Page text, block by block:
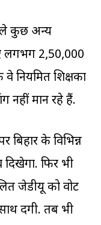
कुछ अन्य
लगभग 2,50,000
नियमित शिक्षकों
नहीं मान रहे हैं.
बिहार के विभिन्न
फिर भी
जेडीयू को वोट
देंगी. तब भी